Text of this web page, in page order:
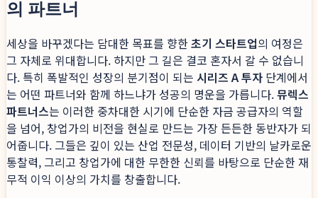
의 파트너
세상을 바꾸겠다는 담대한 목표를 향한초기 스타트업의 여정은
그 자체로 위대합니다. 하지만 그 길은 결코 혼자서 갈 수 없습니
다. 특히 폭발적인 성장의 분기점이 되는 시리즈 A 투자 단계에서
는 어떤 파트너와 함께 하느냐가 성공의 명운을 가릅니다.뮤렉스
파트너스는 이러한 중차대한 시기에 단순한 자금 공급자의 역할
을 넘어, 창업가의 비전을 현실로 만드는 가장 든든한 동반자가 되
어줍니다. 그들은 깊이 있는 산업 전문성, 데이터 기반의 날카로운
통찰력, 그리고 창업가에 대한 무한한 신뢰를 바탕으로 단순한 재
무적 이익 이상의 가치를 창출합니다.